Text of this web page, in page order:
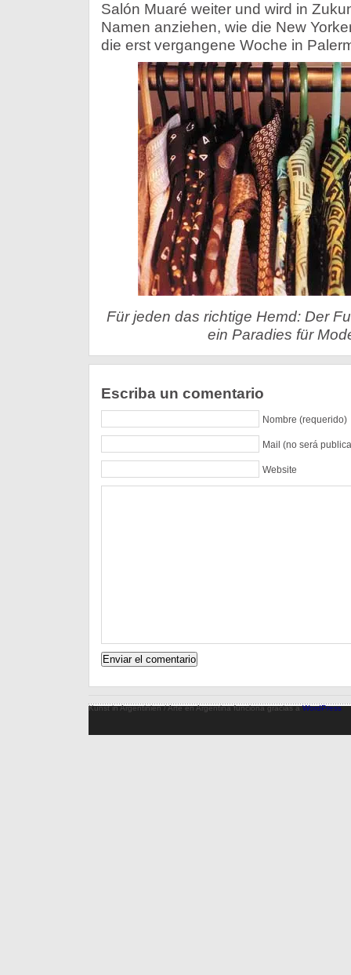
Salón Muaré weiter und wird in
Namen anziehen, wie die New
die erst vergangene Woche in
Für jeden das richtige Hemd: Der
ein Paradies für
Escriba un comentario
Nombre (requerido)
Mail (no será
Website
Kunst in Argentinien / Arte en Argentina funciona gracias aWordPress